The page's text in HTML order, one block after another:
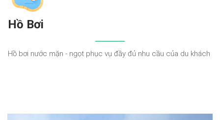
Hồ Bơi
Hồ bơi nước mặn - ngọt phục vụ đầy đủ nhu cầu của du khách